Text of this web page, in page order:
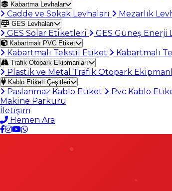
Kabartma Levhalar
Cadde ve Sokak Levhaları Mezarlık
GES Levhaları
GES Solar Etiketleri GES Güneş Enerji
Kabartmalı PVC Etiket
Kabartmalı Tekstil Etiket Kabartmalı
Trafik Otopark Ekipmanları
Plastik ve Metal Trafik Otopark
Kablo Etiketi Çeşitleri
Paslanmaz Kablo Etiket Pvc Kablo
Makine Parkuru
İletişim
Hemen Ara